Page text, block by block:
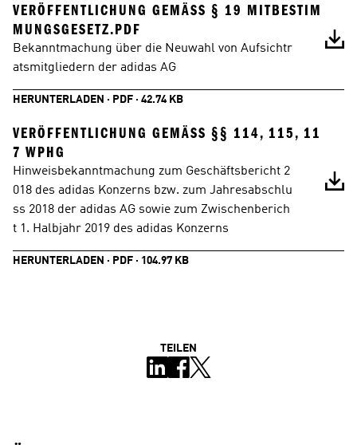
VERÖFFENTLICHUNG GEMÄSS § 19 MITBESTIMM
UNGSGESETZ.PDF
Bekanntmachung über die Neuwahl von Aufsichtr
atsmitgliedern der adidas AG
HERUNTERLADEN · PDF · 42.74 KB
VERÖFFENTLICHUNG GEMÄSS §§ 114, 115, 117
WPHG
Hinweisbekanntmachung zum Geschäftsbericht 2
018 des adidas Konzerns bzw. zum Jahresabschlu
ss 2018 der adidas AG sowie zum Zwischenberich
t 1. Halbjahr 2019 des adidas Konzerns
HERUNTERLADEN · PDF · 104.97 KB
TEILEN